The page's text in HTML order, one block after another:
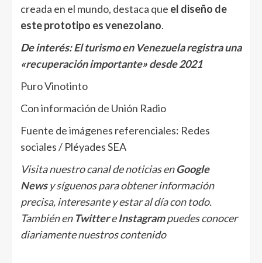
creada en el mundo, destaca que el diseño de
este prototipo es venezolano.
De interés:El turismo en Venezuela registra una
«recuperación importante» desde 2021
Puro Vinotinto
Con información de Unión Radio
Fuente de imágenes referenciales: Redes
sociales / Pléyades SEA
Visita nuestro canal de noticias enGoogle
Newsy síguenos para obtener información
precisa, interesante y estar al día con todo.
También en TwittereInstagrampuedes conocer
diariamente nuestros contenido